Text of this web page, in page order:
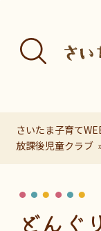
さいたま子育て
放課後児童クラブ
どんぐ